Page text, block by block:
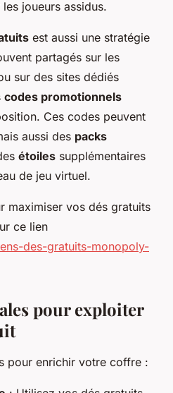
joueurs assidus.
est aussi une stratégie
partagés sur les
sur des sites dédiés
codes promotionnels
Ces codes peuvent
aussi des packs
étoiles supplémentaires
de jeu virtuel.
maximiser vos dés gratuits
ce lien
des-gratuits-monopoly-
pour exploiter
pour enrichir votre coffre :